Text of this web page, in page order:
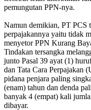
pemungutan PPN-nya.
Namun demikian, PT PCS
perpajakannya yaitu tidak
menyetor PPN Kurang
Tindakan tersangka
junto Pasal 39 ayat (1)
dan Tata Cara Perpajakan
pidana penjara paling
(enam) tahun dan denda
banyak 4 (empat) kali
dibayar.